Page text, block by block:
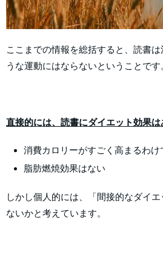
ここまでの情報を総括すると、読書
うな運動にはならないということです
直接的には、読書にダイエット効果は
消費カロリーがすごく高まるわけ
脂肪燃焼効果はない
しかし個人的には、「間接的なダイ
ないかと考えています。